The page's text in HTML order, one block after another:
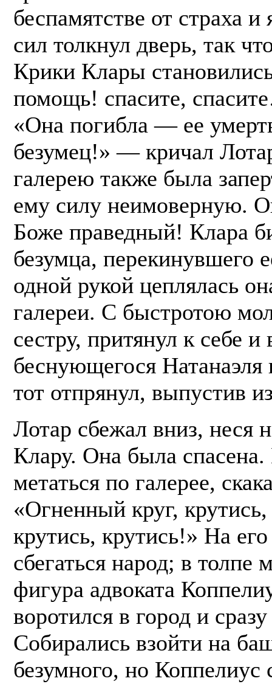
беспамятстве от страха
сил толкнул дверь, так
Крики Клары
помощь! спасите,
«Она погибла — ее
безумец!» — кричал
галерею также была
ему силу неимоверную.
Боже праведный! Клара
безумца, перекинувшего
одной рукой цеплялась
галереи. С быстротою
сестру, притянул к себе
беснующегося Натанаэля
тот отпрянул, выпустив
Лотар сбежал вниз, неся
Клару. Она была спасена.
метаться по галерее,
«Огненный круг,
крутись, крутись!» На
сбегаться народ; в толпе
фигура адвоката
воротился в город и
Собирались взойти на
безумного, но Коппелиус